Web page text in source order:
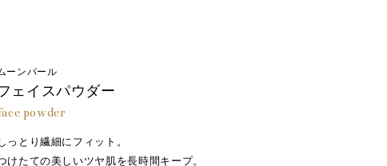
ーンパール
ェイスパウダー
powder
っとり繊細にフィット。
けたての美しいツヤ肌を長時間キープ。